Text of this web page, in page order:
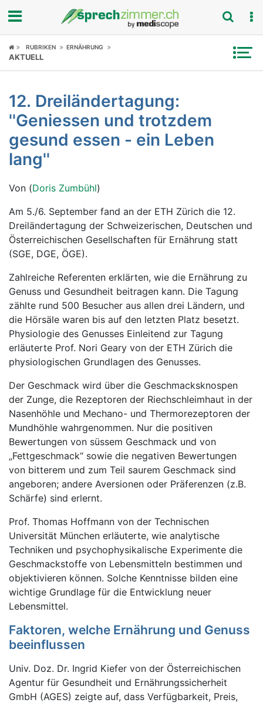
Fokus
Symptome
Untersuchungen
News
Ratgeber
Rubriken
RUBRIKEN ERNÄHRUNG
AKTUELL
12. Dreiländertagung:
''Geniessen und trotzdem
gesund essen - ein Leben
lang''
Von (Doris Zumbühl)
Am 5./6. September fand an der ETH Zürich die 12.
Dreiländertagung der Schweizerischen, Deutschen und
Österreichischen Gesellschaften für Ernährung statt
(SGE, DGE, ÖGE).
Zahlreiche Referenten erklärten, wie die Ernährung zu
Genuss und Gesundheit beitragen kann. Die Tagung
zählte rund 500 Besucher aus allen drei Ländern, und
die Hörsäle waren bis auf den letzten Platz besetzt.
Physiologie des Genusses Einleitend zur Tagung
erläuterte Prof. Nori Geary von der ETH Zürich die
physiologischen Grundlagen des Genusses.
Der Geschmack wird über die Geschmacksknospen
der Zunge, die Rezeptoren der Riechschleimhaut in der
Nasenhöhle und Mechano- und Thermorezeptoren der
Mundhöhle wahrgenommen. Nur die positiven
Bewertungen von süssem Geschmack und von
„Fettgeschmack“ sowie die negativen Bewertungen
von bitterem und zum Teil saurem Geschmack sind
angeboren; andere Aversionen oder Präferenzen (z.B.
Schärfe) sind erlernt.
Prof. Thomas Hoffmann von der Technischen
Universität München erläuterte, wie analytische
Techniken und psychophysikalische Experimente die
Geschmackstoffe von Lebensmitteln bestimmen und
objektivieren können. Solche Kenntnisse bilden eine
wichtige Grundlage für die Entwicklung neuer
Lebensmittel.
Faktoren, welche Ernährung und Genuss
beeinflussen
Univ. Doz. Dr. Ingrid Kiefer von der Österreichischen
Agentur für Gesundheit und Ernährungssicherheit
GmbH (AGES) zeigte auf, dass Verfügbarkeit, Preis,